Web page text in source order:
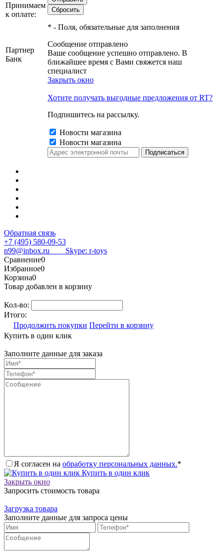
Принимаем
к оплате:
Партнер
Банк
* - Поля, обязательные для заполнения
Сообщение отправлено
Ваше сообщение успешно отправлено. В
ближайшее время с Вами свяжется наш
специалист
Закрыть окно
Хотите получать выгодные предложения от RT?
Подпишитесь на рассылку.
Новости магазина
Новости магазина
Обратная связь
+7 (495) 580-09-53
n99@inbox.ru Skype: r-toys
Сравнение0
Избранное0
Корзина0
Товар добавлен в корзину
Кол-во:
Итого:
Продолжить покупки Перейти в корзину
Купить в один клик
Заполните данные для заказа
Я согласен на обработку персональных данных.*
Купить в один клик
Закрыть окно
Запросить стоимость товара
Загрузка товара
Заполните данные для запроса цены